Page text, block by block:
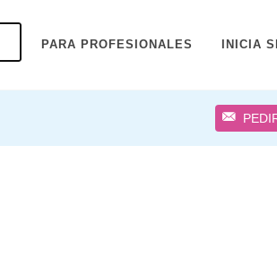
PARA PROFESIONALES INICIA